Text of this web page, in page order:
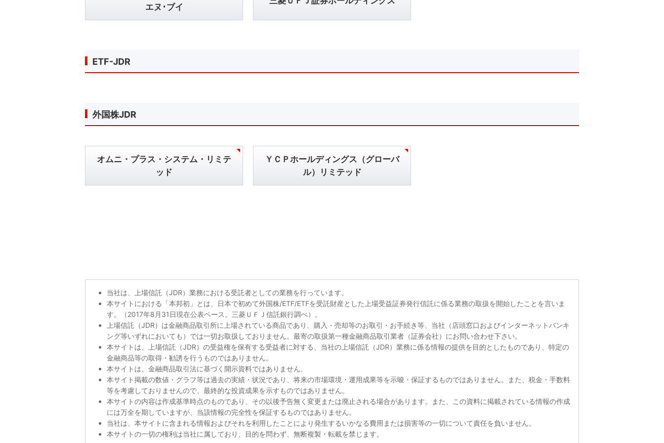
エヌ･ブイ
ETF-JDR
外国株JDR
オムニ・プラス・システム・リミテ
ッド
ＹＣＰホールディングス（グローバ
ル）リミテッド
当社は、上場信託（JDR）業務における受託者としての業務を行っています。
本サイトにおける「本邦初」とは、日本で初めて外国株/ETF/ETFを受託財産とした上場受益証券発行信託に係る業務の取扱を開始したことを言いま
す。（2017年8月31日現在公表ベース。三菱ＵＦＪ信託銀行調べ）。
上場信託（JDR）は金融商品取引所に上場されている商品であり、購入・売却等のお取引・お手続き等、当社（店頭窓口およびインターネットバンキ
ング等いずれにおいても）では一切お取扱しておりません。最寄の取扱第一種金融商品取引業者（証券会社）にお問い合わせ下さい。
本サイトは、上場信託（JDR）の受益権を保有する受益者に対する、当社の上場信託（JDR）業務に係る情報の提供を目的としたものであり、特定の
金融商品等の取得・勧誘を行うものではありません。
本サイトは、金融商品取引法に基づく開示資料ではありません。
本サイト掲載の数値・グラフ等は過去の実績・状況であり、将来の市場環境・運用成果等を示唆・保証するものではありません。また、税金・手数料
等を考慮しておりませんので、最終的な投資成果を示すものではありません。
本サイトの内容は作成基準時点のものであり、その以後予告無く変更または廃止される場合があります。また、この資料に掲載されている情報の作成
には万全を期していますが、当該情報の完全性を保証するものではありません。
当社は、本サイトに含まれる情報およびそれを利用したことにより発生するいかなる費用または損害等の一切について責任を負いません。
本サイトの一切の権利は当社に属しており、目的を問わず、無断複製・転載を禁じます。